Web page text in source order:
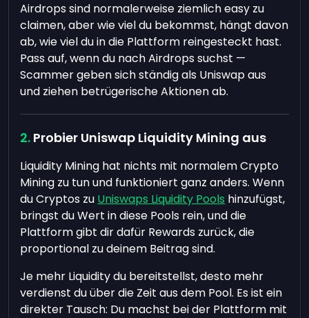
Airdrops sind normalerweise ziemlich easy zu
claimen, aber wie viel du bekommst, hängt davon
ab, wie viel du in die Plattform reingesteckt hast.
Pass auf, wenn du nach Airdrops suchst —
Scammer geben sich ständig als Uniswap aus
und ziehen betrügerische Aktionen ab.
Probier Uniswap Liquidity Mining aus
Liquidity Mining hat nichts mit normalem Crypto
Mining zu tun und funktioniert ganz anders. Wenn
du Cryptos zu Uniswaps Liquidity Pools hinzufügst,
bringst du Wert in diese Pools rein, und die
Plattform gibt dir dafür Rewards zurück, die
proportional zu deinem Beitrag sind.
Je mehr Liquidity du bereitstellst, desto mehr
verdienst du über die Zeit aus dem Pool. Es ist ein
direkter Tausch: Du machst bei der Plattform mit